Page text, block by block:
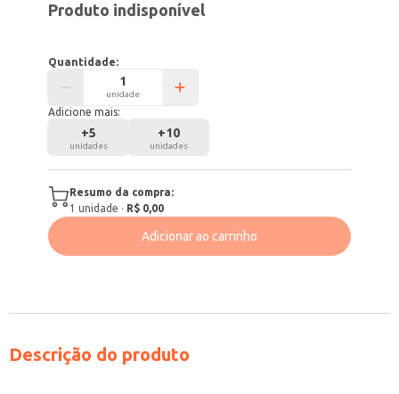
Produto indisponível
Quantidade:
unidade
Adicione mais:
+5
unidades
+10
unidades
Resumo da compra:
1 unidade · R$ 0,00
Adicionar ao carrinho
Descrição do produto